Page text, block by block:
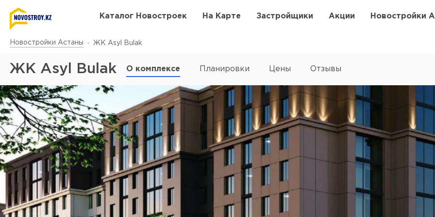
Каталог Новостроек На Карте Застройщики Акции Новостройки
Новостройки Астаны ЖК Asyl Bulak
ЖК Asyl Bulak О комплексе Планировки Цены Отзывы